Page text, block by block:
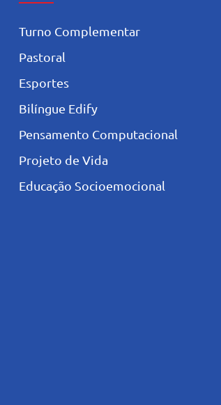
Turno Complementar
Pastoral
Esportes
Bilíngue Edify
Pensamento Computacional
Projeto de Vida
Educação Socioemocional